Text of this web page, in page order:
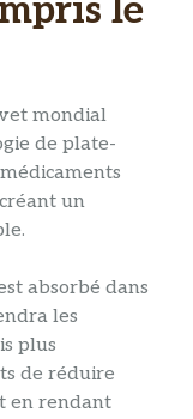
le
mondial
de plate-
un
absorbé dans
les
plus
de réduire
en rendant